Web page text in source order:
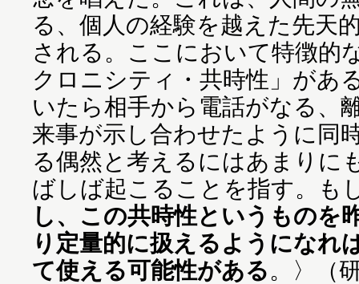
る、個人の経験を越えた先天
される。ここにおいて特徴的
クロニシティ・共時性」があ
いたら相手から電話がなる、
来事が示し合わせたように同
る偶然と考えるにはあまりに
ばしば起こることを指す。も
し、この共時性というものを
り定量的に扱えるようになれ
て使える可能性がある。〉（